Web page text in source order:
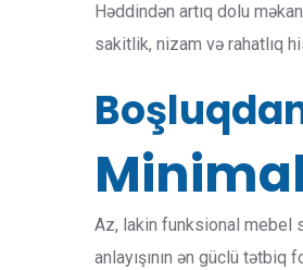
Həddindən artıq dolu
sakitlik, nizam və rahatlıq
Az, lakin funksional mebel
anlayışının ən güclü tətbiq